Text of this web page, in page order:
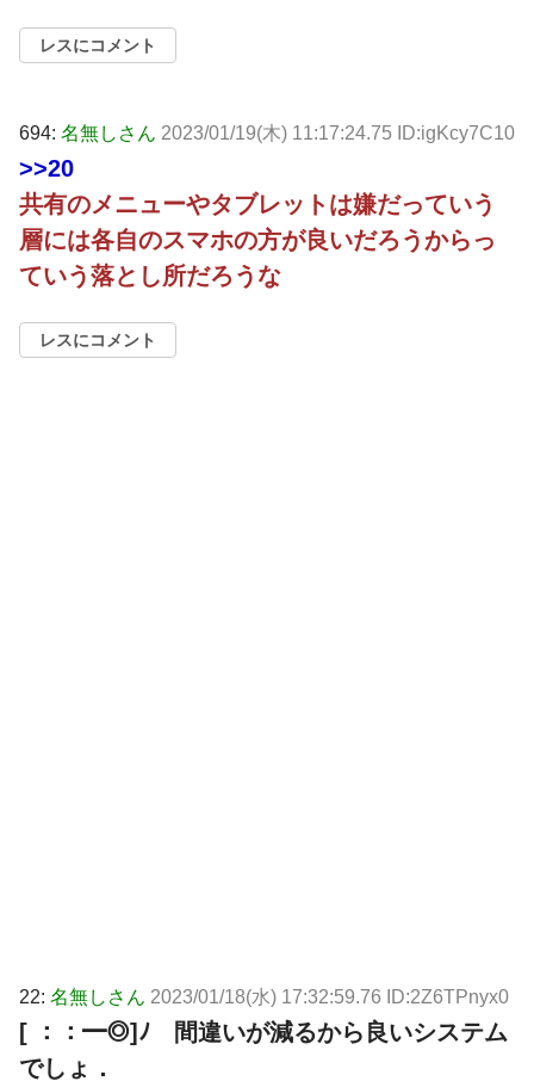
レスにコメント
694: 名無しさん 2023/01/19(木) 11:17:24.75 ID:igKcy7C10
>>20
共有のメニューやタブレットは嫌だっていう
層には各自のスマホの方が良いだろうからっ
ていう落とし所だろうな
レスにコメント
22: 名無しさん 2023/01/18(水) 17:32:59.76 ID:2Z6TPnyx0
[ ：：━◎]ﾉ 間違いが減るから良いシステム
でしょ．